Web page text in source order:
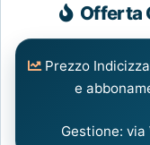
Gas
Offerta
Prezzo
e
Gestione: via